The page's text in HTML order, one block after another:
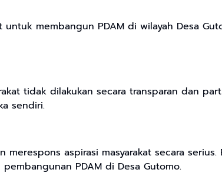
membangun PDAM di wilayah Desa
tidak dilakukan secara transparan dan
sendiri.
merespons aspirasi masyarakat secara
PDAM di Desa Gutomo.